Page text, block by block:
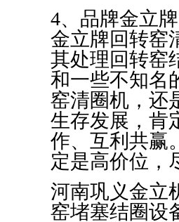
4、品牌金立
金立牌回转窑
其处理回转窑
和一些不知名
窑清圈机，还
生存发展，肯
作、互利共赢
定是高价位，
河南巩义金立
窑堵塞结圈设